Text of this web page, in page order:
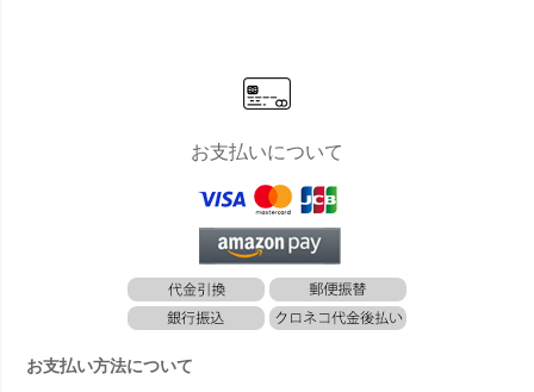
お支払いについて
お支払い方法について